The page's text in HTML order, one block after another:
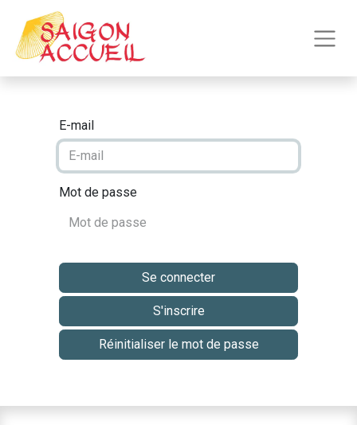
E-mail
Mot de passe
Se connecter
S'inscrire
Réinitialiser le mot de passe